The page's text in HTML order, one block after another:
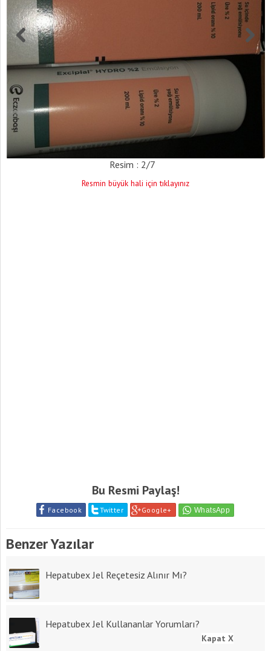
Resim : 2/7
Resmin büyük hali için tıklayınız
Bu Resmi Paylaş!
Facebook Twitter Google+
Benzer Yazılar
Hepatubex Jel Reçetesiz Alınır Mı?
Hepatubex Jel Kullananlar Yorumları?
Kapat X